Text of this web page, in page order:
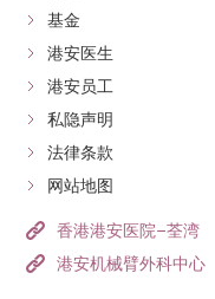
基金
港安医生
港安员工
私隐声明
法律条款
网站地图
香港港安医院–荃湾
港安机械臂外科中心